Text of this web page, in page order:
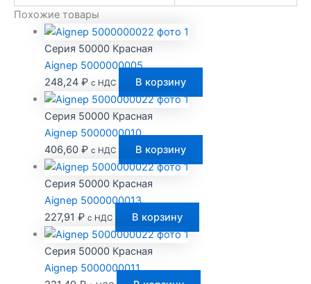
Похожие товары
Серия 50000 Красная
Aignep 5000000005
248,24 ₽ с НДС В корзину
Серия 50000 Красная
Aignep 5000000010
406,60 ₽ с НДС В корзину
Серия 50000 Красная
Aignep 5000000013
227,91 ₽ с НДС В корзину
Серия 50000 Красная
Aignep 5000000011